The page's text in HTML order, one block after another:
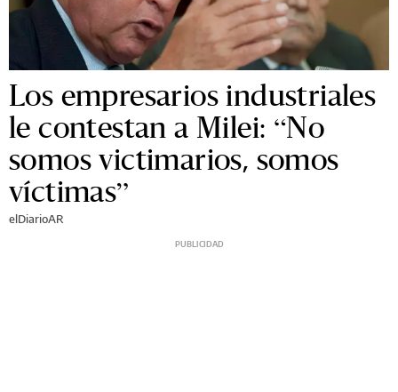
Los empresarios industriales
le contestan a Milei: “No
somos victimarios, somos
víctimas”
elDiarioAR